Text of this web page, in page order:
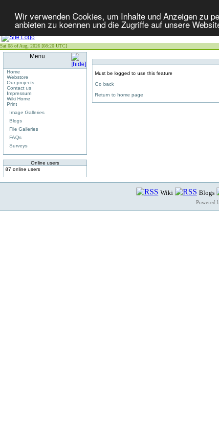
Wir verwenden Cookies, um Inhalte und Anzeigen zu
anbieten zu koennen und die Zugriffe auf unsere
Sat 08 of Aug, 2026 [08:20 UTC]
Menu
Home
Webstore
Our projects
Contact us
Impressum
Wiki Home
Print
Image Galleries
Blogs
File Galleries
FAQs
Surveys
Online users
87 online users
Must be logged to use this feature
Go back
Return to home page
Wiki Blogs
Powered